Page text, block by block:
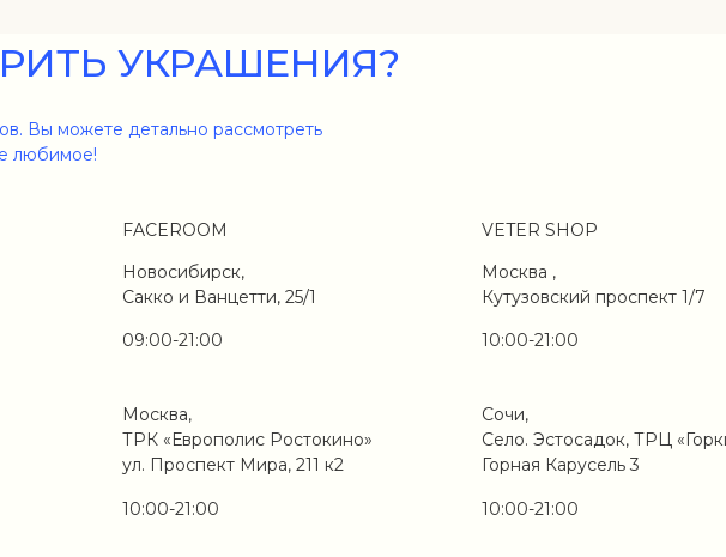
УКРАШЕНИЯ?
10:00-21:00
Сочи,
Село. Эстосадок, ТРЦ
Горная Карусель 3
10:00-21:00
Москва,
ТРК «Европолис Ростокино»
ул. Проспект Мира, 211 к2
Вы можете детально рассмотреть
любимое!
FACEROOM
Новосибирск,
Сакко и Ванцетти, 25/1
09:00-21:00
VETER SHOP
Москва ,
Кутузовский проспект 1/7
10:00-21:00